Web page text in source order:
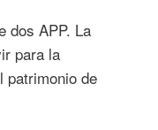
dos APP. La
para la
patrimonio de